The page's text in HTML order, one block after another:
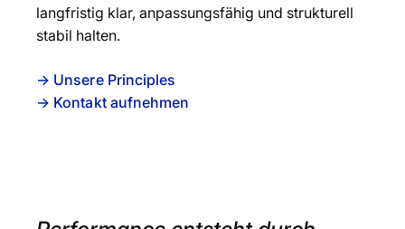
langfristig klar, anpassungsfähig und strukturell
stabil halten.
→ Unsere Principles
→ Kontakt aufnehmen